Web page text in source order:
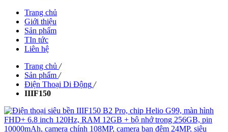
Trang chủ
Giới thiệu
Sản phẩm
TIn tức
Liên hệ
Trang chủ /
Sản phẩm /
Điện Thoại Di Động /
IIIF150